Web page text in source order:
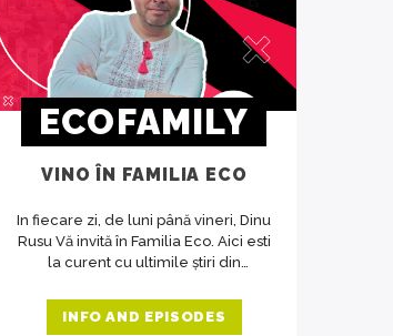
ECOFAMILY
VINO ÎN FAMILIA ECO
In fiecare zi, de luni până vineri, Dinu
Rusu Vă invită în Familia Eco. Aici esti
la curent cu ultimile știri din
cadrul interviurilor de la ora 14,
invitații emisiunii ne crează acea
INFO AND EPISODES